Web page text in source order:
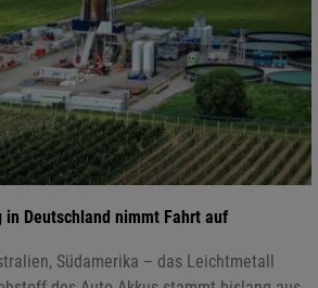
in Deutschland nimmt Fahrt auf
Südamerika – das Leichtmetall